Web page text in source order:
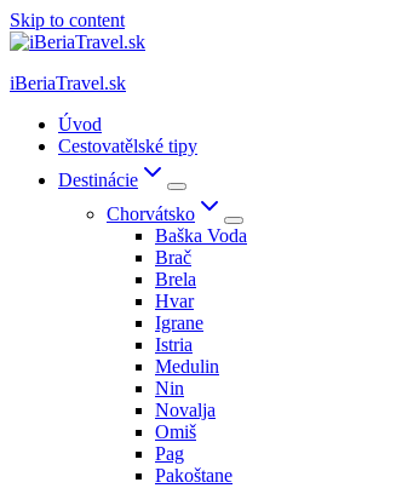
Skip to content
iBeriaTravel.sk
Úvod
Cestovatělské tipy
Destinácie
Chorvátsko
Baška Voda
Brač
Brela
Hvar
Igrane
Istria
Medulin
Nin
Novalja
Omiš
Pag
Pakoštane